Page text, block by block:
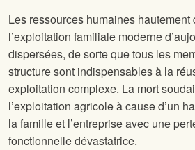
Les ressources humaines
l’exploitation familiale moderne
dispersées, de sorte que tous les
structure sont indispensables à la
exploitation complexe. La mort
l’exploitation agricole à cause d’un
la famille et l’entreprise avec une
fonctionnelle dévastatrice.